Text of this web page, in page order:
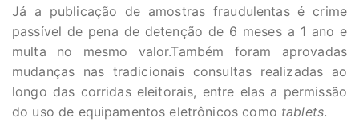
Já a publicação de amostras fraudulentas é crime
passível de pena de detenção de 6 meses a 1 ano e
multa no mesmo valor.Também foram aprovadas
mudanças nas tradicionais consultas realizadas ao
longo das corridas eleitorais, entre elas a permissão
do uso de equipamentos eletrônicos como tablets.